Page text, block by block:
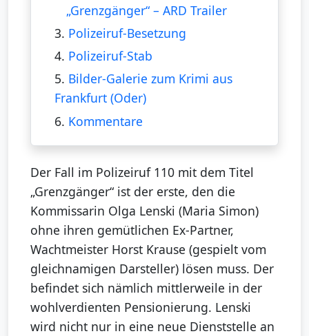
„Grenzgänger“ – ARD Trailer
3. Polizeiruf-Besetzung
4. Polizeiruf-Stab
5. Bilder-Galerie zum Krimi aus
Frankfurt (Oder)
6. Kommentare
Der Fall im Polizeiruf 110 mit dem Titel
„Grenzgänger“ ist der erste, den die
Kommissarin Olga Lenski (Maria Simon)
ohne ihren gemütlichen Ex-Partner,
Wachtmeister Horst Krause (gespielt vom
gleichnamigen Darsteller) lösen muss. Der
befindet sich nämlich mittlerweile in der
wohlverdienten Pensionierung. Lenski
wird nicht nur in eine neue Dienststelle an